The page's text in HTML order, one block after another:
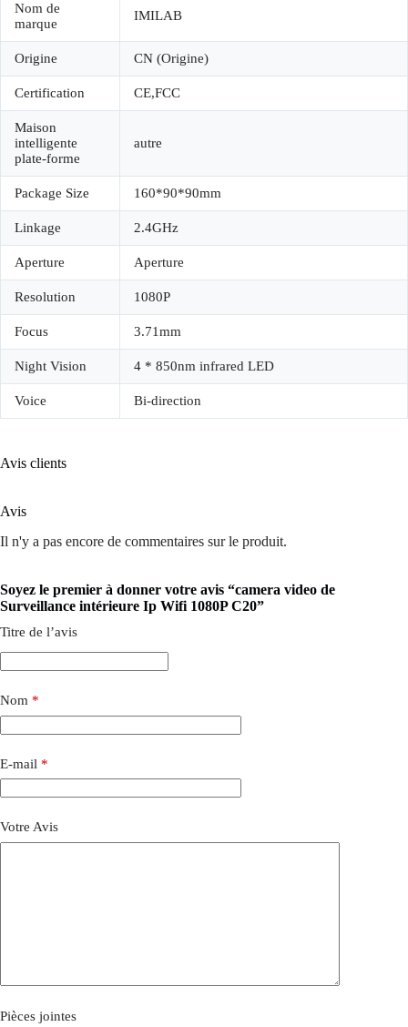
Nom de
marque
IMILAB
Origine CN (Origine)
Certification CE,FCC
Maison
intelligente
plate-forme
autre
Package Size 160*90*90mm
Linkage 2.4GHz
Aperture Aperture
Resolution 1080P
Focus 3.71mm
Night Vision 4 * 850nm infrared LED
Voice Bi-direction
Avis clients
Avis
Il n'y a pas encore de commentaires sur le produit.
Soyez le premier à donner votre avis “camera video de
Surveillance intérieure Ip Wifi 1080P C20”
Titre de l’avis
Nom *
E-mail *
Votre Avis
Pièces jointes